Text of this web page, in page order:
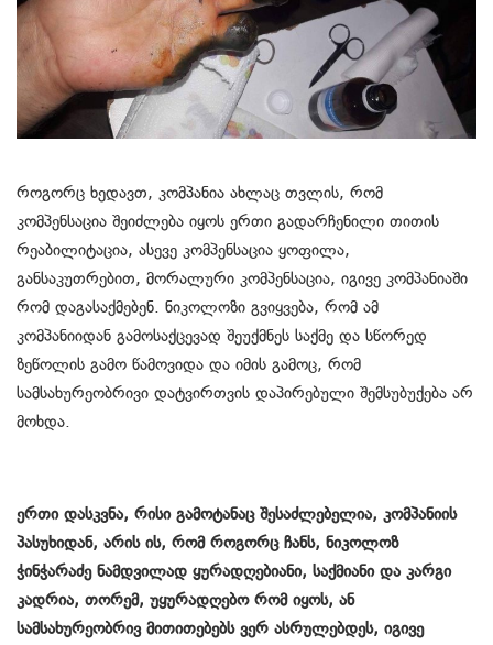
როგორც ხედავთ, კომპანია ახლაც თვლის, რომ
კომპენსაცია შეიძლება იყოს ერთი გადარჩენილი თითის
რეაბილიტაცია, ასევე კომპენსაცია ყოფილა,
განსაკუთრებით, მორალური კომპენსაცია, იგივე კომპანიაში
რომ დაგასაქმებენ. ნიკოლოზი გვიყვება, რომ ამ
კომპანიიდან გამოსაქცევად შეუქმნეს საქმე და სწორედ
ზეწოლის გამო წამოვიდა და იმის გამოც, რომ
სამსახურეობრივი დატვირთვის დაპირებული შემსუბუქება არ
მოხდა.
ერთი დასკვნა, რისი გამოტანაც შესაძლებელია, კომპანიის
პასუხიდან, არის ის, რომ როგორც ჩანს, ნიკოლოზ
ჭინჭარაძე ნამდვილად ყურადღებიანი, საქმიანი და კარგი
კადრია, თორემ, უყურადღებო რომ იყოს, ან
სამსახურეობრივ მითითებებს ვერ ასრულებდეს, იგივე